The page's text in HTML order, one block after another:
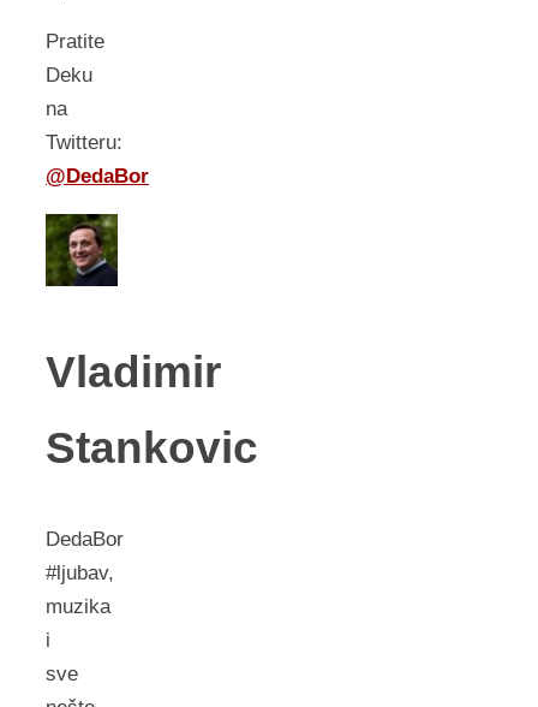
Pratite
Deku
na
Twitteru:
@DedaBor
Vladimir
Stankovic
DedaBor
#ljubav,
muzika
i
sve